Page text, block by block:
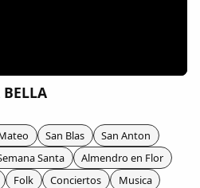
BELLA
San Blas
San Anton
Santa
Almendro en Flor
Folk Conciertos
Musica